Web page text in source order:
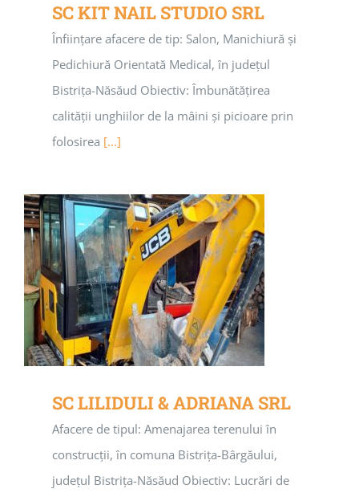
SC KIT NAIL STUDIO SRL
Înființare afacere de tip: Salon, Manichiură și
Pedichiură Orientată Medical, în județul
Bistrița-Năsăud Obiectiv: Îmbunătățirea
calității unghiilor de la mâini și picioare prin
folosirea [...]
SC LILIDULI & ADRIANA SRL
Afacere de tipul: Amenajarea terenului în
construcții, în comuna Bistrița-Bârgăului,
județul Bistrița-Năsăud Obiectiv: Lucrări de